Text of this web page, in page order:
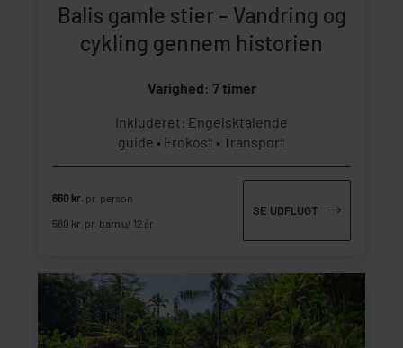
Balis gamle stier – Vandring og
cykling gennem historien
Varighed: 7 timer
Inkluderet: Engelsktalende
guide
Frokost Transport
660 kr. pr. person
580 kr. pr. barn u/ 12 år
SE UDFLUGT